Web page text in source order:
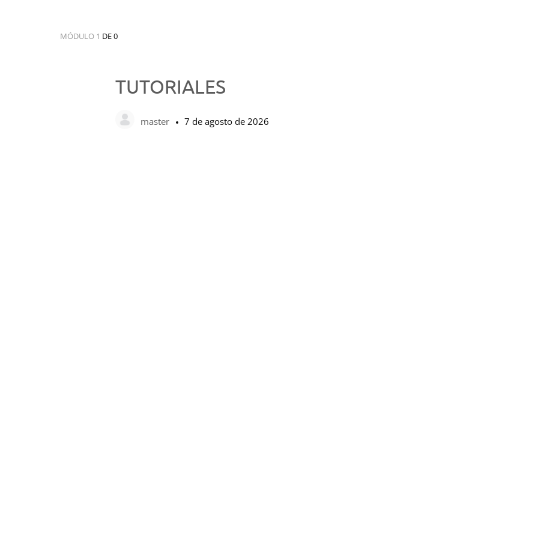
MÓDULO 1 DE 0
TUTORIALES
master 7 de agosto de 2026